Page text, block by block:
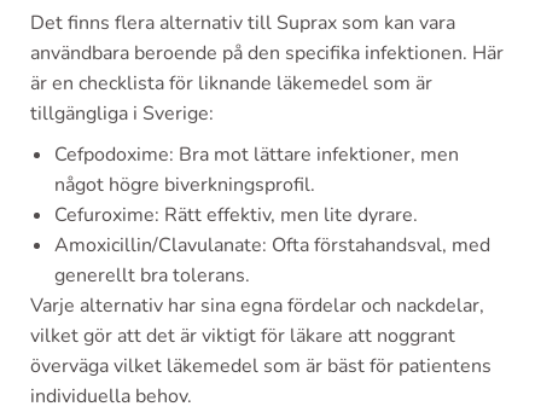
Det finns flera alternativ till Suprax som kan vara
användbara beroende på den specifika infektionen. Här
är en checklista för liknande läkemedel som är
tillgängliga i Sverige:
Cefpodoxime: Bra mot lättare infektioner, men
något högre biverkningsprofil.
Cefuroxime: Rätt effektiv, men lite dyrare.
Amoxicillin/Clavulanate: Ofta förstahandsval, med
generellt bra tolerans.
Varje alternativ har sina egna fördelar och nackdelar,
vilket gör att det är viktigt för läkare att noggrant
överväga vilket läkemedel som är bäst för patientens
individuella behov.